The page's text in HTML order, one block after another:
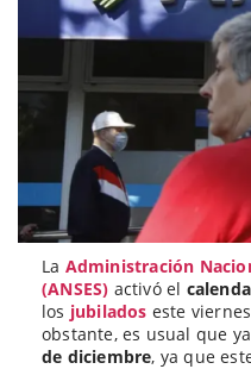
La Administración
(ANSES) activó el
los jubilados este
obstante, es usual que
de diciembre, ya que